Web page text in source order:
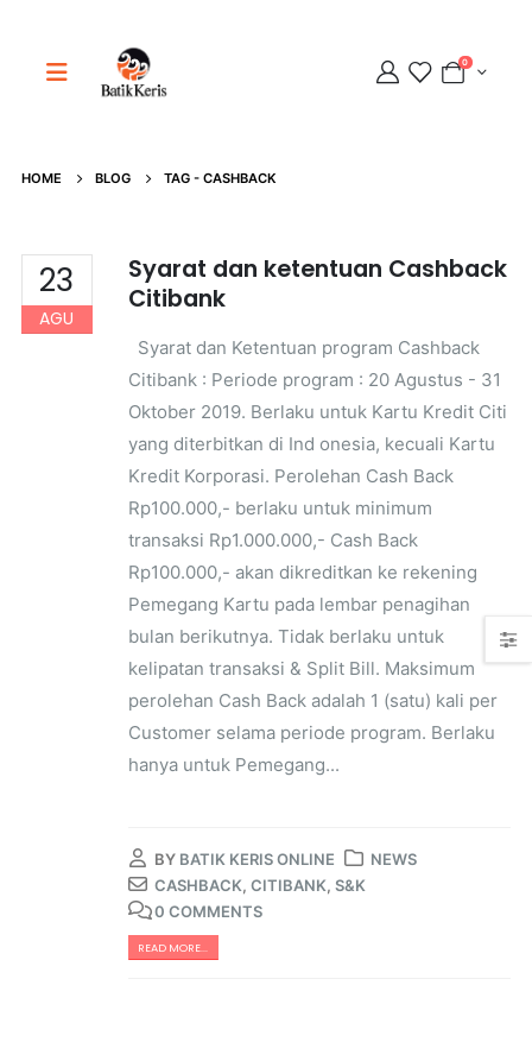
0
HOME BLOG TAG - CASHBACK
23
AGU
Syarat dan ketentuan Cashback
Citibank
Syarat dan Ketentuan program Cashback
Citibank : Periode program : 20 Agustus - 31
Oktober 2019. Berlaku untuk Kartu Kredit Citi
yang diterbitkan di Ind onesia, kecuali Kartu
Kredit Korporasi. Perolehan Cash Back
Rp100.000,- berlaku untuk minimum
transaksi Rp1.000.000,- Cash Back
Rp100.000,- akan dikreditkan ke rekening
Pemegang Kartu pada lembar penagihan
bulan berikutnya. Tidak berlaku untuk
kelipatan transaksi & Split Bill. Maksimum
perolehan Cash Back adalah 1 (satu) kali per
Customer selama periode program. Berlaku
hanya untuk Pemegang...
BY BATIK KERIS ONLINE
NEWS
CASHBACK, CITIBANK, S&K
0 COMMENTS
READ MORE...